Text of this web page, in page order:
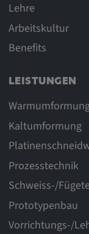
Lehre
Arbeitskultur
Benefits
LEISTUNGEN
Kaltumformung
Prozesstechnik
Schweiss-/
Prototypenbau
Vorrichtungs-/